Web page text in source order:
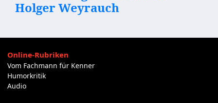
Holger Weyrauch
Online-Rubriken
Vom Fachmann für Kenner
Humorkritik
Audio